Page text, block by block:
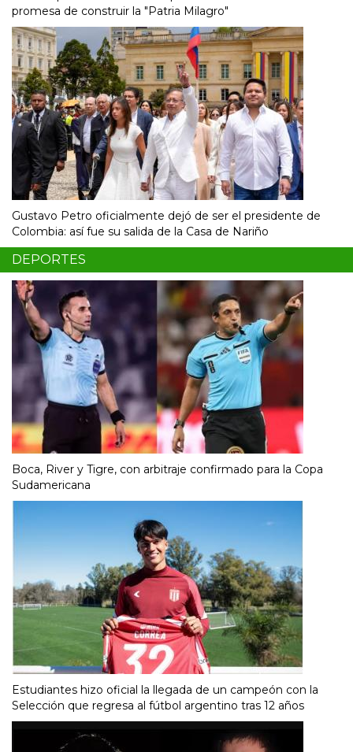
promesa de construir la "Patria Milagro"
Gustavo Petro oficialmente dejó de ser el presidente de
Colombia: así fue su salida de la Casa de Nariño
DEPORTES
Boca, River y Tigre, con arbitraje confirmado para la Copa
Sudamericana
Estudiantes hizo oficial la llegada de un campeón con la
Selección que regresa al fútbol argentino tras 12 años